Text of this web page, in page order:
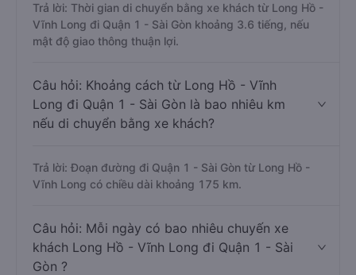
Trả lời: Thời gian di chuyển bằng xe khách từ Long Hồ -
Vĩnh Long đi Quận 1 - Sài Gòn khoảng 3.6 tiếng, nếu
mật độ giao thông thuận lợi.
Câu hỏi: Khoảng cách từ Long Hồ - Vĩnh
Long đi Quận 1 - Sài Gòn là bao nhiêu km
nếu di chuyển bằng xe khách?
Trả lời: Đoạn đường đi Quận 1 - Sài Gòn từ Long Hồ -
Vĩnh Long có chiều dài khoảng 175 km.
Câu hỏi: Mỗi ngày có bao nhiêu chuyến xe
khách Long Hồ - Vĩnh Long đi Quận 1 - Sài
Gòn ?